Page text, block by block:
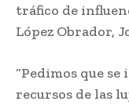
tráfico de
López Obrador,
“Pedimos que
recursos de las